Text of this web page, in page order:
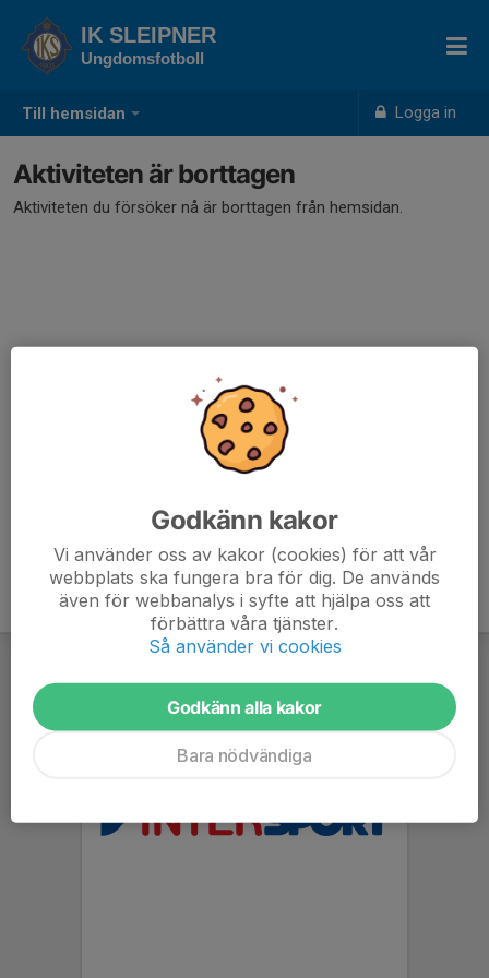
Till hemsidan Logga in
IK SLEIPNER
Ungdomsfotboll
Aktiviteten är borttagen
Aktiviteten du försöker nå är borttagen från hemsidan.
Godkänn kakor
Vi använder oss av kakor (cookies) för att vår
webbplats ska fungera bra för dig. De används
även för webbanalys i syfte att hjälpa oss att
förbättra våra tjänster.
Så använder vi cookies
Godkänn alla kakor
Bara nödvändiga